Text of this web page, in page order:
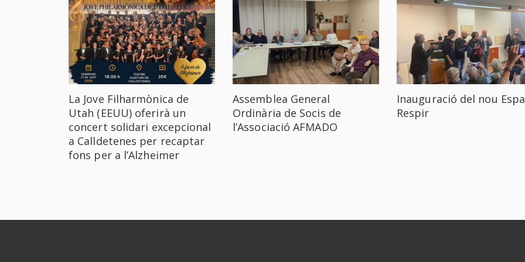
La Jove Filharmònica de
Utah (EEUU) oferirà un
concert solidari excepcional
a Calldetenes per recaptar
fons per a l’Alzheimer
Assemblea General
Ordinària de Socis de
l’Associació AFMADO
Inauguració del nou
Respir